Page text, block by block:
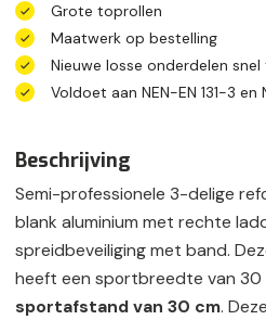
Grote toprollen
Maatwerk op bestelling
Nieuwe losse onderdelen snel
Voldoet aan NEN-EN 131-3 en
Beschrijving
Semi-professionele 3-delige
blank aluminium met rechte
spreidbeveiliging met band.
heeft een sportbreedte van 30
sportafstand van 30 cm.